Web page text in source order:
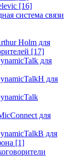
[16]
система связи
Holm для
[17]
для
для
для
для
[1]